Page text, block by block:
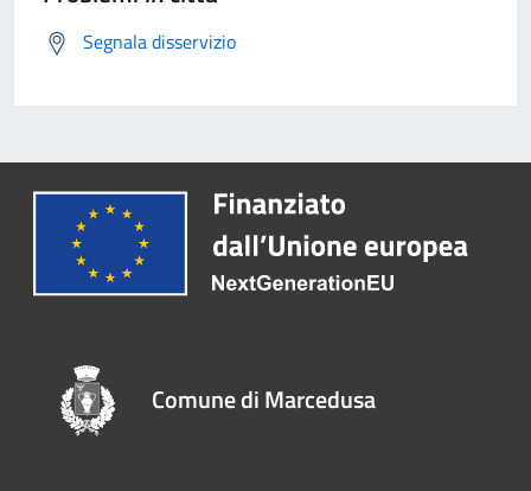
Segnala disservizio
Comune di Marcedusa